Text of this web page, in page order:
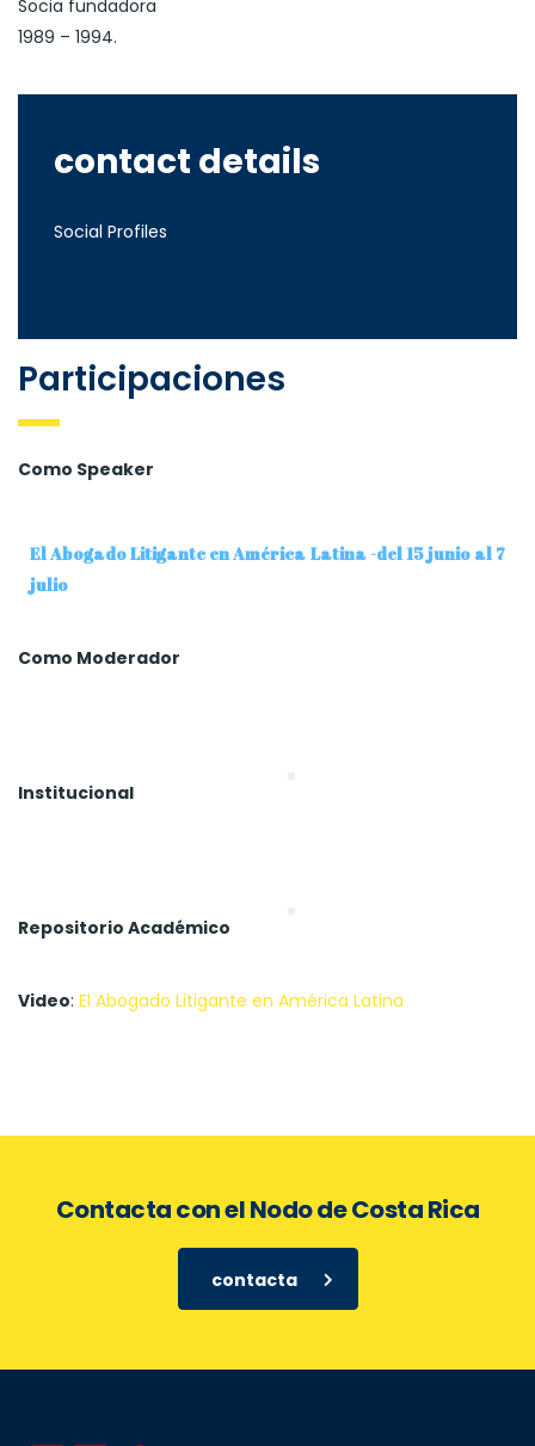
Socia fundadora
1989 – 1994.
contact details
Social Profiles
Participaciones
Como Speaker
El Abogado Litigante en América Latina -del 15 junio al 7
julio
Como Moderador
Institucional
Repositorio Académico
Video: El Abogado Litigante en América Latina
Contacta con el Nodo de Costa Rica
contacta